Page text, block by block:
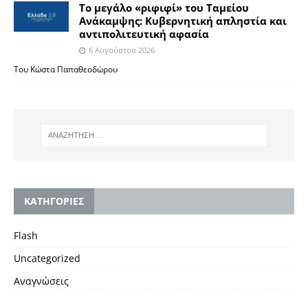
Το μεγάλο «ριφιφί» του Ταμείου
Ανάκαμψης: Κυβερνητική απληστία και
αντιπολιτευτική αφασία
6 Αυγούστου 2026
Του Κώστα Παπαθεοδώρου
KΑΤΗΓΟΡΙΕΣ
Flash
Uncategorized
Αναγνώσεις